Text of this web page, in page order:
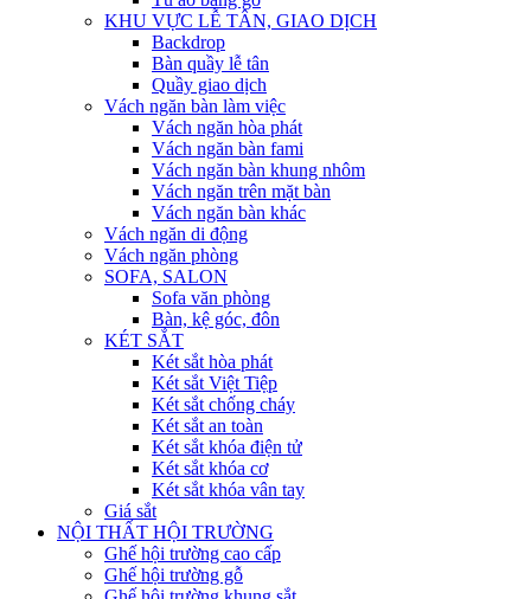
KHU VỰC LỄ TÂN, GIAO DỊCH
Backdrop
Bàn quầy lễ tân
Quầy giao dịch
Vách ngăn bàn làm việc
Vách ngăn hòa phát
Vách ngăn bàn fami
Vách ngăn bàn khung nhôm
Vách ngăn trên mặt bàn
Vách ngăn bàn khác
Vách ngăn di động
Vách ngăn phòng
SOFA, SALON
Sofa văn phòng
Bàn, kệ góc, đôn
KÉT SẮT
Két sắt hòa phát
Két sắt Việt Tiệp
Két sắt chống cháy
Két sắt an toàn
Két sắt khóa điện tử
Két sắt khóa cơ
Két sắt khóa vân tay
Giá sắt
NỘI THẤT HỘI TRƯỜNG
Ghế hội trường cao cấp
Ghế hội trường gỗ